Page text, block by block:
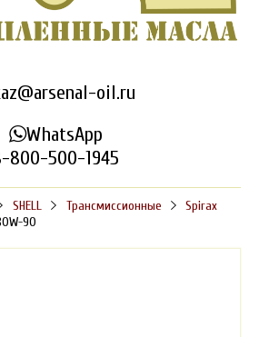
oil.ru
WhatsApp
800-500-1945
SHELL Трансмиссионные
Spirax
90